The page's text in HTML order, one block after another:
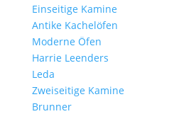
Einseitige Kamine
Antike Kachelöfen
Moderne Öfen
Harrie Leenders
Leda
Zweiseitige Kamine
Brunner